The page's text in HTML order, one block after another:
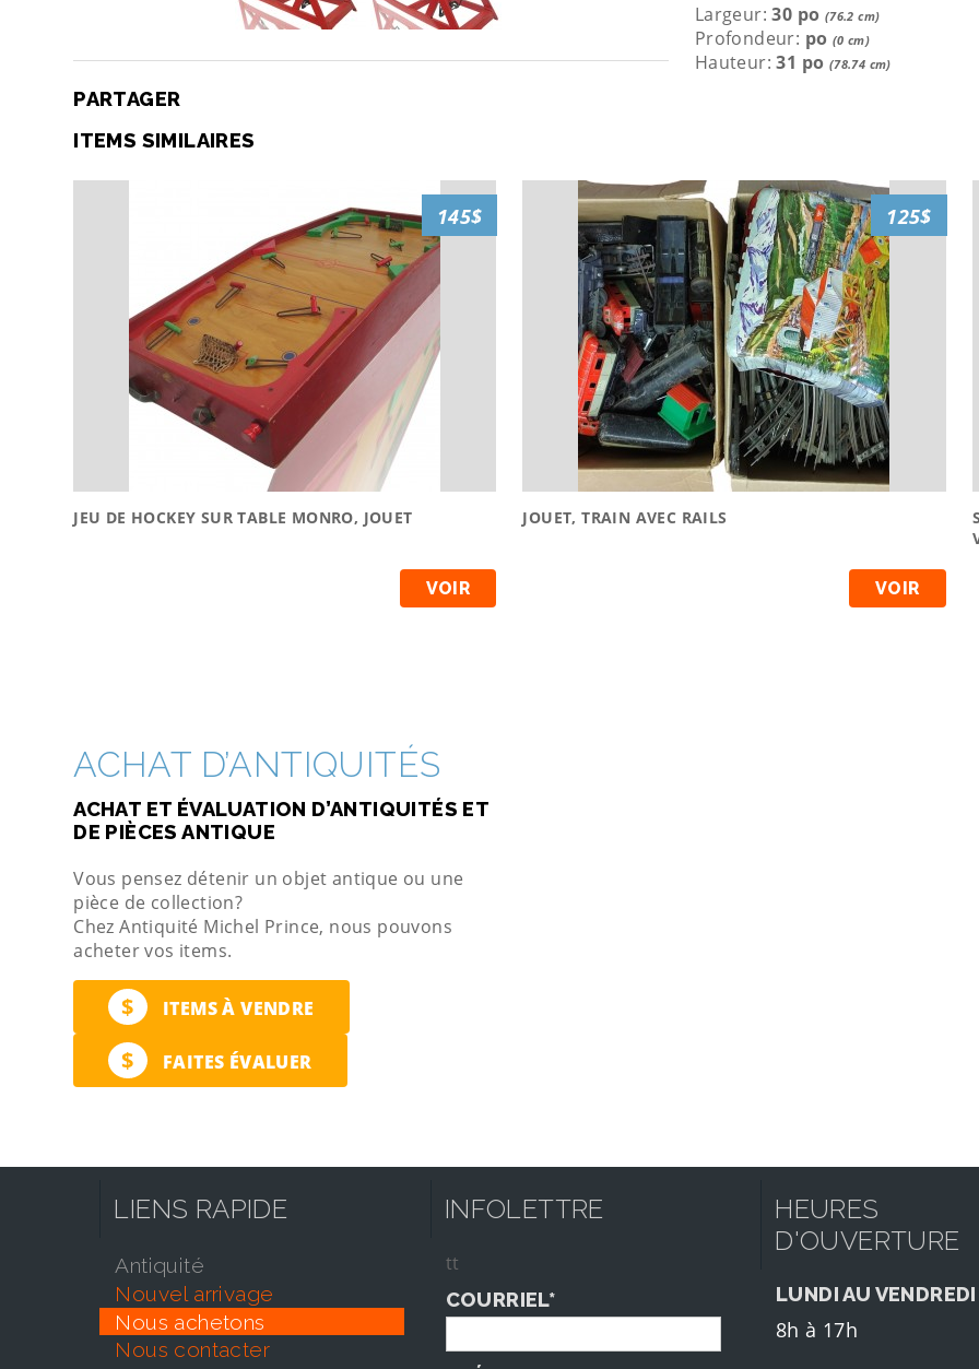
PARTAGER
Largeur: 30 po (76.2 cm)
Profondeur: po (0 cm)
Hauteur: 31 po (78.74 cm)
ITEMS SIMILAIRES
JEU DE HOCKEY SUR TABLE MONRO, JOUET
VOIR
145$
JOUET, TRAIN AVEC RAILS
VOIR
125$
ACHAT D’ANTIQUITÉS
ACHAT ET ÉVALUATION D’ANTIQUITÉS ET
DE PIÈCES ANTIQUE
Vous pensez détenir un objet antique ou une
pièce de collection?
Chez Antiquité Michel Prince, nous pouvons
acheter vos items.
$ ITEMS À VENDRE
$ FAITES ÉVALUER
LIENS RAPIDE
antiquité
nouvel arrivage
nous achetons
nous contacter
INFOLETTRE
tt
COURRIEL*
HEURES
D'OUVERTURE
LUNDI AU VENDREDI
8h à 17h